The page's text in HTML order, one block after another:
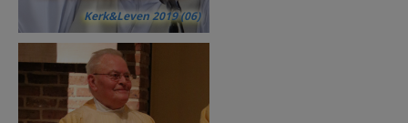
Kerk&Leven 2019 (06)